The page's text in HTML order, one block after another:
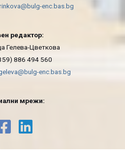
enc.bas.bg
редактор:
Гелева-Цветкова
886 494 560
enc.bas.bg
мрежи: